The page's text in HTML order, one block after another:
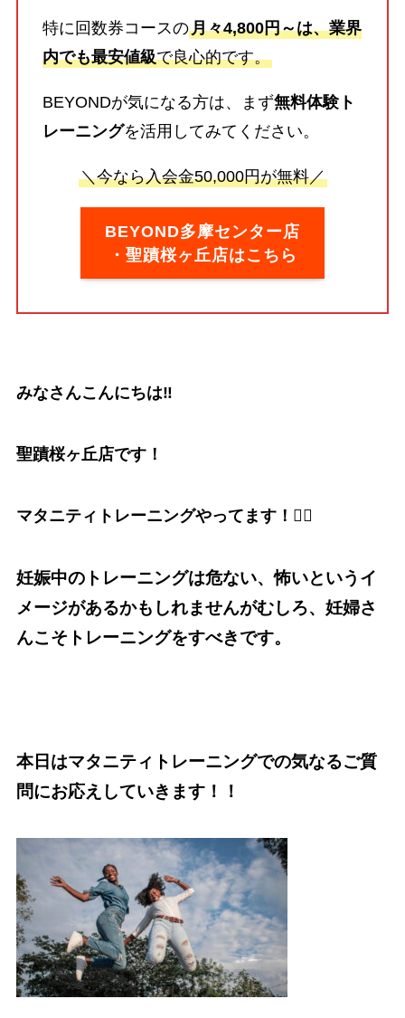
特に回数券コースの月々4,800円～は、業界
内でも最安値級で良心的です。
BEYONDが気になる方は、まず無料体験ト
レーニングを活用してみてください。
＼今なら入会金50,000円が無料／
BEYOND多摩センター店
・聖蹟桜ヶ丘店はこちら
みなさんこんにちは‼️
聖蹟桜ヶ丘店です！
マタニティトレーニングやってます！🙆‍♀️
妊娠中のトレーニングは危ない、怖いというイ
メージがあるかもしれませんがむしろ、妊婦さ
んこそトレーニングをすべきです。
本日はマタニティトレーニングでの気なるご質
問にお応えしていきます！！